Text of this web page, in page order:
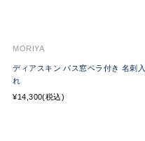
MORIYA
ディアスキン パス窓ベラ付き 名刺入
れ
¥14,300(税込)